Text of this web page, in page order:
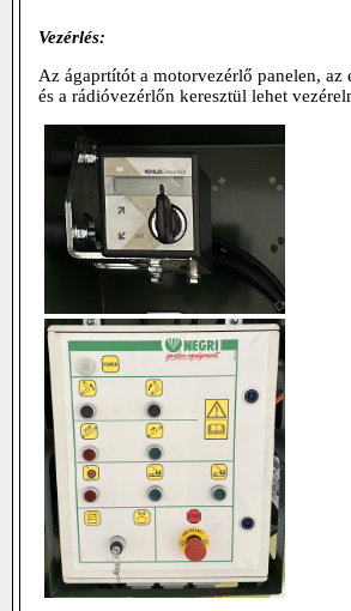
Vezérlés:
Az ágaprtítót a motorvezérlő panelen, az
és a rádióvezérlőn keresztül lehet